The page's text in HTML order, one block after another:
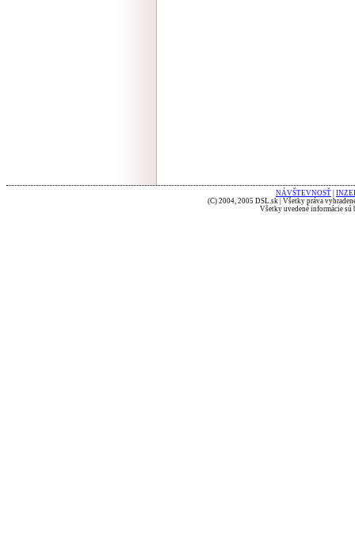
NÁVŠTEVNOSŤ
(C) 2004, 2005 DSL.sk | Všetky práva
Všetky uvedené informácie sú